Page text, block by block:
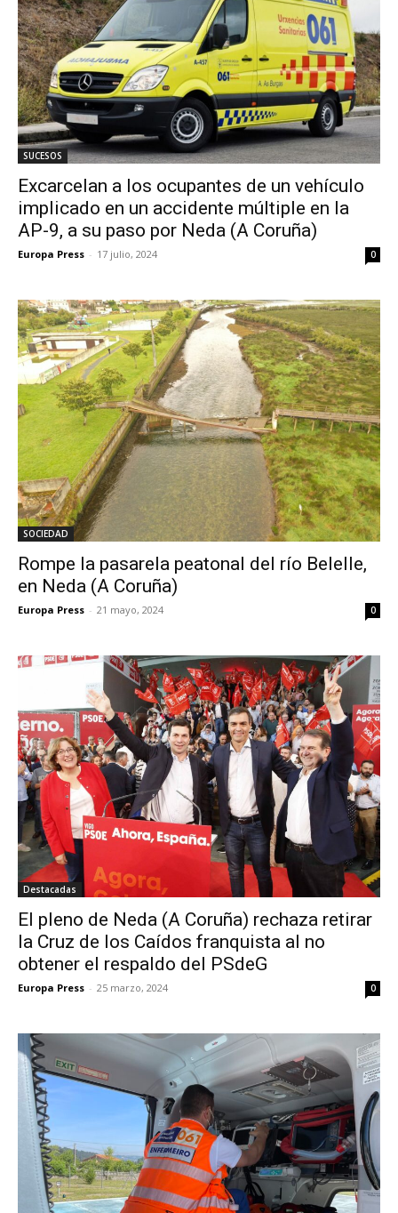
SUCESOS
Excarcelan a los ocupantes de un vehículo
implicado en un accidente múltiple en la
AP-9, a su paso por Neda (A Coruña)
Europa Press - 17 julio, 2024 0
SOCIEDAD
Rompe la pasarela peatonal del río Belelle,
en Neda (A Coruña)
Europa Press - 21 mayo, 2024 0
Destacadas
El pleno de Neda (A Coruña) rechaza retirar
la Cruz de los Caídos franquista al no
obtener el respaldo del PSdeG
Europa Press - 25 marzo, 2024 0